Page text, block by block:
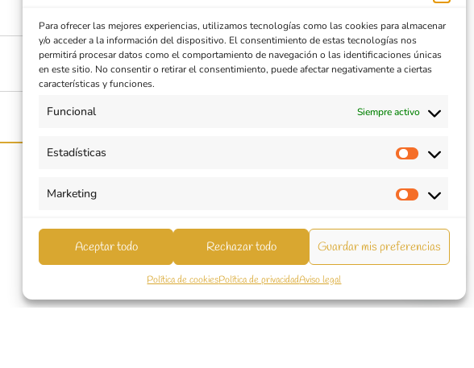
Para ofrecer las mejores experiencias, utilizamos tecnologías como las cookies para almacenar
y/o acceder a la información del dispositivo. El consentimiento de estas tecnologías nos
permitirá procesar datos como el comportamiento de navegación o las identificaciones únicas
en este sitio. No consentir o retirar el consentimiento, puede afectar negativamente a ciertas
características y funciones.
Funcional Siempre activo
Estadísticas
Marketing
Aceptar todo Rechazar todo Guardar mis preferencias
Política de cookiesPolítica de privacidadAviso legal
Copyright 2025 © Todos los derechos reservados.